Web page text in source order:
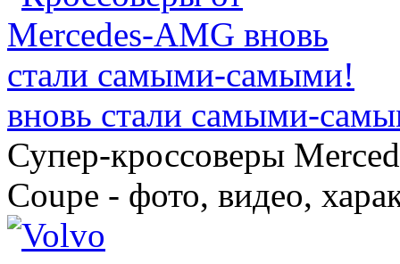
вновь стали самыми-
Супер-кроссоверы
Coupe - фото, видео,